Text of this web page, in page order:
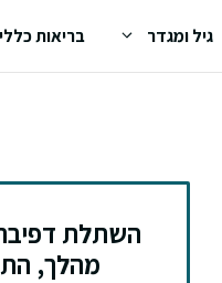
גיל ומגדר בריאות
מהלך,